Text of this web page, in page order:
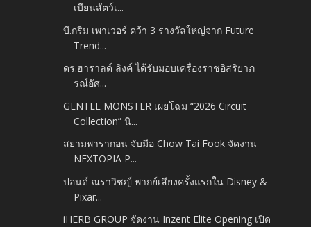
เบียนสัตว์เ...
บี.กริม เพาเวอร์ คว้า 3 รางวัลใหญ่จาก Future
Trend...
ดร.ฮาราลด์ ลิงค์ ได้รับมอบเครื่องราชอิสริยาภ
รณ์อัศ...
GENTLE MONSTER เผยโฉม “2026 Circuit
Collection” นิ...
สยามพารากอน จับมือ Chow Tai Fook จัดงาน
NEXTOPIA P...
ปอนด์ ณราวิชญ์ พากย์เสียงครั้งแรกใน Disney &
Pixar...
iHERB GROUP จัดงาน Inzent Elite Opening เปิด